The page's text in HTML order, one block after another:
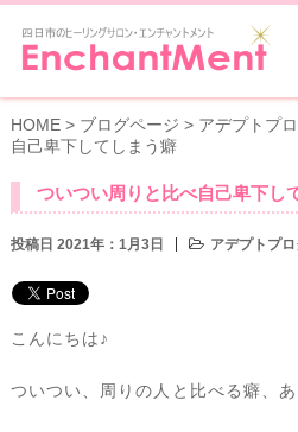
HOME> ブログページ > アデプトプ
自己卑下してしまう癖
ついつい周りと比べ自己卑下し
投稿日 2021年：1月3日 アデプトプ
こんにちは♪
ついつい、周りの人と比べる癖、